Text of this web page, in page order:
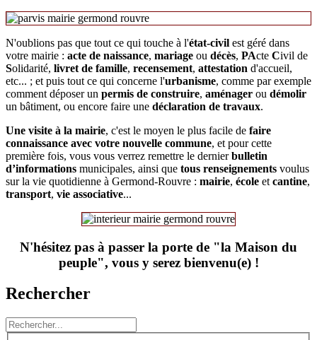
N'oublions pas que tout ce qui touche à l'état-civil est géré dans
votre mairie : acte de naissance, mariage ou décès, PActe Civil de
Solidarité, livret de famille, recensement, attestation d'accueil,
etc... ; et puis tout ce qui concerne l'urbanisme, comme par exemple
comment déposer un permis de construire, aménager ou démolir
un bâtiment, ou encore faire une déclaration de travaux.
Une visite à la mairie, c'est le moyen le plus facile de faire
connaissance avec votre nouvelle commune, et pour cette
première fois, vous vous verrez remettre le dernierbulletin
d’informations municipales, ainsi que tous renseignements voulus
sur la vie quotidienne à Germond-Rouvre : mairie, école et cantine,
transport, vie associative...
N'hésitez pas à passer la porte de "la Maison du
peuple", vous y serez bienvenu(e) !
Rechercher